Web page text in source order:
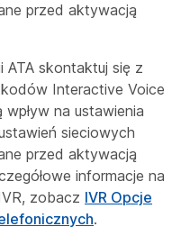
przed aktywacją
ATA skontaktuj się z
Interactive Voice
na ustawienia
sieciowych
przed aktywacją
informacje na
zobacz IVR Opcje
.